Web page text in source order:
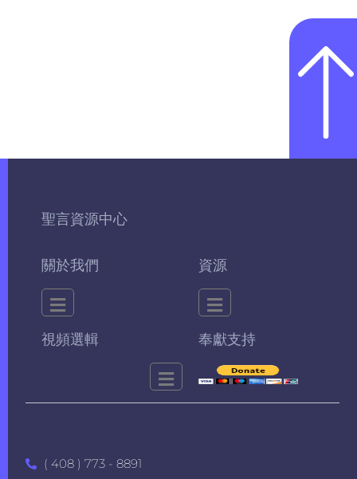
聖言資源中心
關於我們 資源
視頻選輯 奉獻支持
( 408 ) 773 - 8891